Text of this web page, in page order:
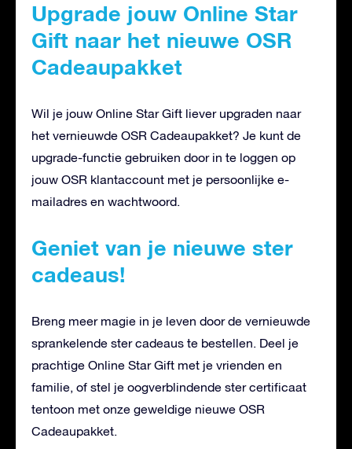
Upgrade jouw Online Star
Gift naar het nieuwe OSR
Cadeaupakket
Wil je jouw Online Star Gift liever upgraden naar
het vernieuwde OSR Cadeaupakket? Je kunt de
upgrade-functie gebruiken door in te loggen op
jouw OSR klantaccount met je persoonlijke e-
mailadres en wachtwoord.
Geniet van je nieuwe ster
cadeaus!
Breng meer magie in je leven door de vernieuwde
sprankelende ster cadeaus te bestellen. Deel je
prachtige Online Star Gift met je vrienden en
familie, of stel je oogverblindende ster certificaat
tentoon met onze geweldige nieuwe OSR
Cadeaupakket.